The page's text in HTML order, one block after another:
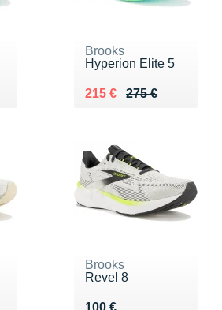
Brooks
Hyperion Elite 5
275 €
Au lieu de 275 €
215 €
Vendu 215 €
Brooks
Revel 8
100 €
Vendu 100 €